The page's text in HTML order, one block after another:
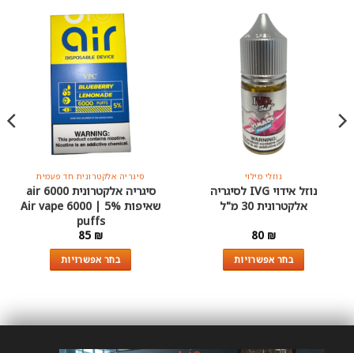
נוזלי מילוי
נוזל אידוי IVG לסיגריה
אלקטרונית 30 מ"ל
80 ₪
בחר אפשרויות
יש
מספר
סיגריה אלקטרונית חד פעמית
סיגריה אלקטרונית air 6000
שאיפות 5% | Air vape 6000
puffs
85 ₪
בחר אפשרויות
יש
מספר